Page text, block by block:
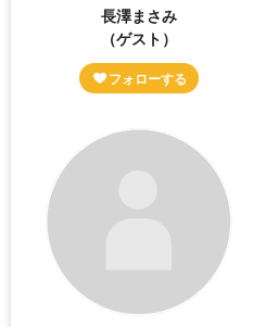
長澤まさみ
（ゲスト）